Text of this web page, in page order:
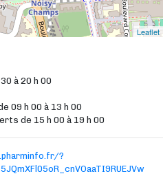
Leaflet
à 20 h 00
09 h 00 à 13 h 00
de 15 h 00 à 19 h 00
?